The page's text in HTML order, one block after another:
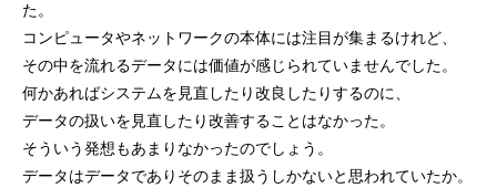
た。
コンピュータやネットワークの本体には注目が集まるけれど、
その中を流れるデータには価値が感じられていませんでした。
何かあればシステムを見直したり改良したりするのに、
データの扱いを見直したり改善することはなかった。
そういう発想もあまりなかったのでしょう。
データはデータでありそのまま扱うしかないと思われていたか。